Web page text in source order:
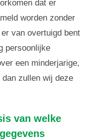
dat er
worden zonder
van overtuigd bent
persoonlijke
een minderjarige,
zullen wij deze
van welke